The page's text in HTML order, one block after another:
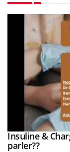
Youtube
Insuline &
parler??